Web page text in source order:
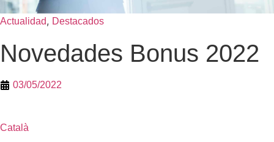
Actualidad, Destacados
Novedades Bonus 2022
03/05/2022
Català